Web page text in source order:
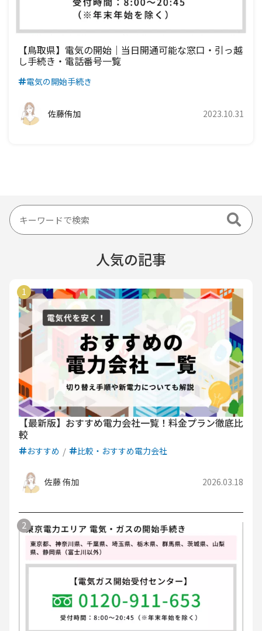
【鳥取県】電気の開始｜当日開通可能な窓口・引っ越
し手続き・電話番号一覧
電気の開始手続き
佐藤侑加 2023.10.31
人気の記事
【最新版】おすすめ電力会社一覧！料金プラン徹底比
較
おすすめ 比較・おすすめ電力会社
佐藤 侑加 2026.03.18